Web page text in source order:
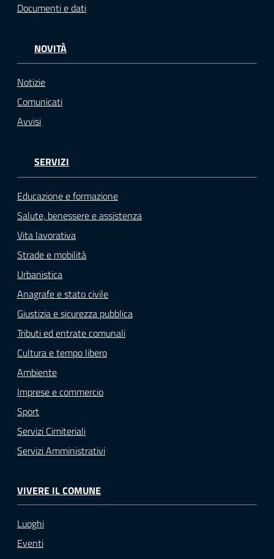
Documenti e dati
NOVITÀ
Notizie
Comunicati
Avvisi
SERVIZI
Educazione e formazione
Salute, benessere e assistenza
Vita lavorativa
Strade e mobilità
Urbanistica
Anagrafe e stato civile
Giustizia e sicurezza pubblica
Tributi ed entrate comunali
Cultura e tempo libero
Ambiente
Imprese e commercio
Sport
Servizi Cimiteriali
Servizi Amministrativi
VIVERE IL COMUNE
Luoghi
Eventi